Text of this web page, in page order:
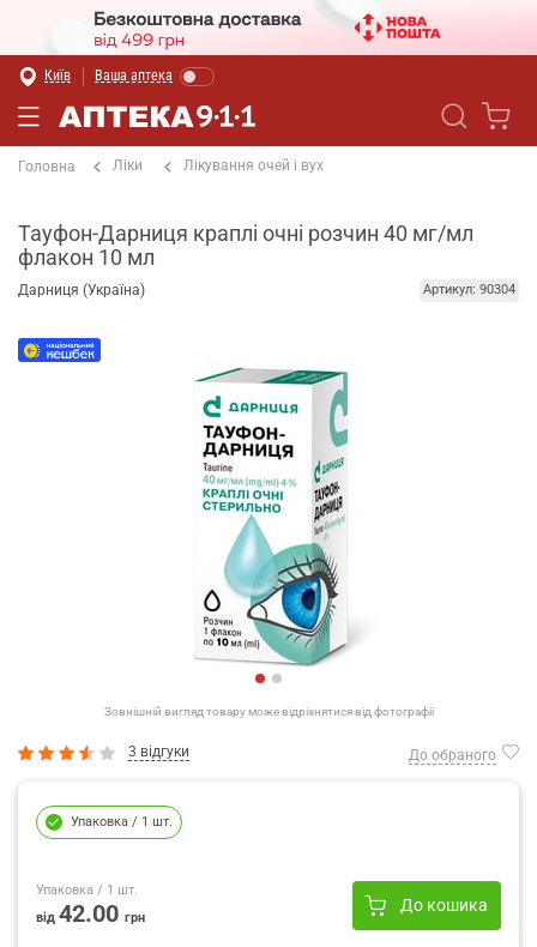
Київ Ваша аптека
Головна Ліки Лікування очей і вух
Тауфон-Дарниця краплі очні розчин 40 мг/мл
флакон 10 мл
Дарниця (Україна) Артикул: 90304
Зовнішній вигляд товару може відрізнятися від фотографії
3 відгуки До обраного
Упаковка / 1 шт.
Упаковка / 1 шт.
від 42.00 грн
До кошика